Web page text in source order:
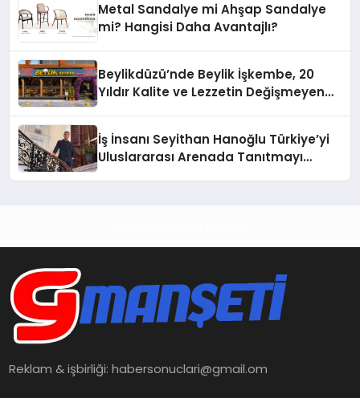
Metal Sandalye mi Ahşap Sandalye
mi? Hangisi Daha Avantajlı?
Beylikdüzü’nde Beylik İşkembe, 20
Yıldır Kalite ve Lezzetin Değişmeyen
İş İnsanı Seyithan Hanoğlu Türkiye’yi
Uluslararası Arenada Tanıtmayı
Reklam & işbirliği:habersonuclari@gmail.om